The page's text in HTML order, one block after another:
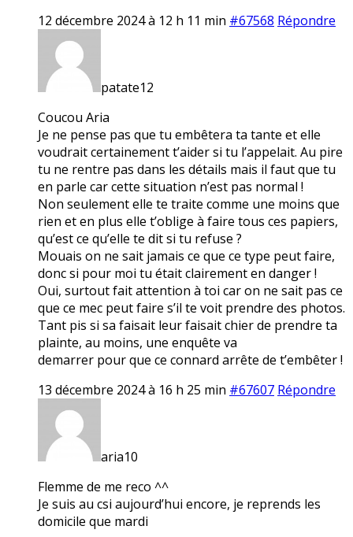
12 décembre 2024 à 12 h 11 min #67568 Répondre
patate12
Coucou Aria
Je ne pense pas que tu embêtera ta tante et elle
voudrait certainement t’aider si tu l’appelait. Au pire
tu ne rentre pas dans les détails mais il faut que tu
en parle car cette situation n’est pas normal !
Non seulement elle te traite comme une moins que
rien et en plus elle t’oblige à faire tous ces papiers,
qu’est ce qu’elle te dit si tu refuse ?
Mouais on ne sait jamais ce que ce type peut faire,
donc si pour moi tu était clairement en danger !
Oui, surtout fait attention à toi car on ne sait pas ce
que ce mec peut faire s’il te voit prendre des photos.
Tant pis si sa faisait leur faisait chier de prendre ta
plainte, au moins, une enquête va
demarrer pour que ce connard arrête de t’embêter !
13 décembre 2024 à 16 h 25 min #67607 Répondre
aria10
Flemme de me reco ^^
Je suis au csi aujourd’hui encore, je reprends les
domicile que mardi